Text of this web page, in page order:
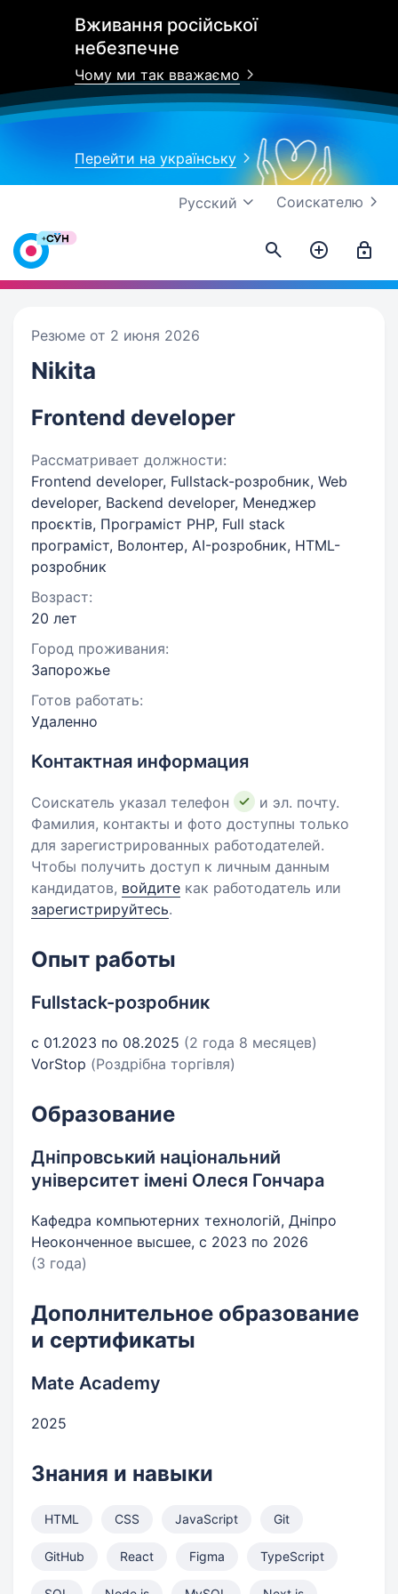
Вживання російської
небезпечне
Чому ми так вважаємо
Перейти на українську
Соискателю
Русский
Резюме от 2 июня 2026
Nikita
Frontend developer
Рассматривает должности:
Frontend developer, Fullstack-розробник, Web
developer, Backend developer, Менеджер
проєктів, Програміст PHP, Full stack
програміст, Волонтер, AI-розробник, HTML-
розробник
Возраст:
20 лет
Город проживания:
Запорожье
Готов работать:
Удаленно
Контактная информация
Соискатель указал телефон
и эл. почту.
Фамилия, контакты и фото доступны только
для зарегистрированных работодателей.
Чтобы получить доступ к личным данным
кандидатов, войдите как работодатель или
зарегистрируйтесь.
Опыт работы
Fullstack-розробник
с 01.2023 по 08.2025 (2 года 8 месяцев)
VorStop (Роздрібна торгівля)
Образование
Дніпровський національний
університет імені Олеся Гончара
Кафедра компьютерних технологій, Дніпро
Неоконченное высшее, с 2023 по 2026
(3 года)
Дополнительное образование
и сертификаты
Mate Academy
2025
Знания и навыки
HTML CSS JavaScript Git
GitHub React Figma TypeScript